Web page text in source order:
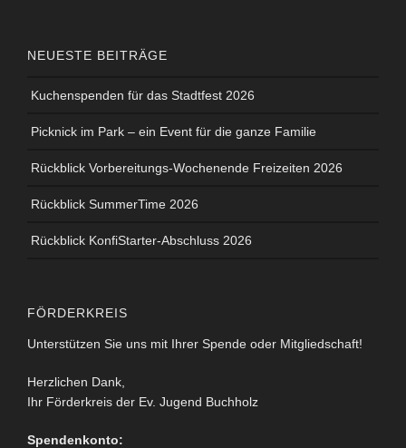
NEUESTE BEITRÄGE
Kuchenspenden für das Stadtfest 2026
Picknick im Park – ein Event für die ganze Familie
Rückblick Vorbereitungs-Wochenende Freizeiten 2026
Rückblick SummerTime 2026
Rückblick KonfiStarter-Abschluss 2026
FÖRDERKREIS
Unterstützen Sie uns mit Ihrer Spende oder Mitgliedschaft!
Herzlichen Dank,
Ihr Förderkreis der Ev. Jugend Buchholz
Spendenkonto: